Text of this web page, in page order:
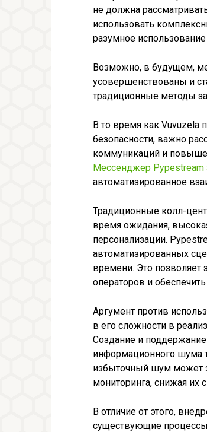
не должна
использовать
разумное
Возможно, в будущем,
усовершенствованы и
традиционные методы
В то время как Vuvuzela
безопасности, важно
коммуникаций и
Мессенджер Pypestream
автоматизированное
Традиционные колл-
время ожидания,
персонализации.
автоматизированных
времени. Это позволяет
операторов и
Аргумент против
в его сложности в
Создание и
информационного шума
избыточный шум может
мониторинга, снижая их
В отличие от этого,
существующие